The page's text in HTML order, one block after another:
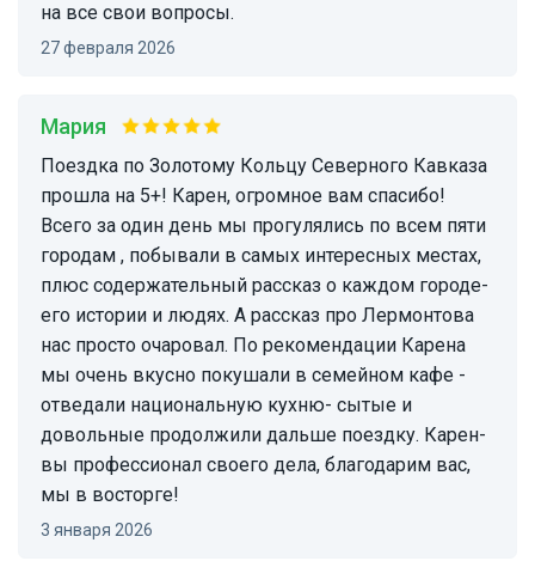
на все свои вопросы.
27 февраля 2026
Мария
Поездка по Золотому Кольцу Северного Кавказа
прошла на 5+! Карен, огромное вам спасибо!
Всего за один день мы прогулялись по всем пяти
городам , побывали в самых интересных местах,
плюс содержательный рассказ о каждом городе-
его истории и людях. А рассказ про Лермонтова
нас просто очаровал. По рекомендации Карена
мы очень вкусно покушали в семейном кафе -
отведали национальную кухню- сытые и
довольные продолжили дальше поездку. Карен-
вы профессионал своего дела, благодарим вас,
мы в восторге!
3 января 2026